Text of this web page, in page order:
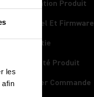
les
afin
Formation Produit
Logiciel Et Firmware
Garantie
Sécurité Produit
Annuler Commande